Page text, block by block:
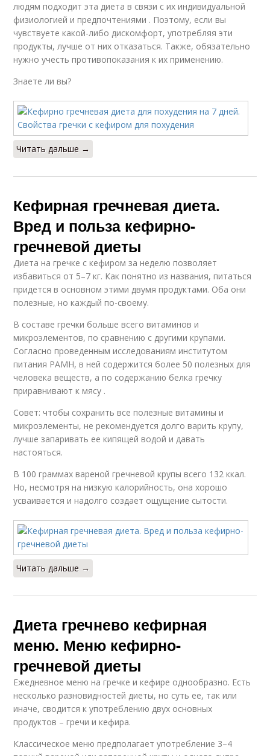
людям подходит эта диета в связи с их индивидуальной
физиологией и предпочтениями . Поэтому, если вы
чувствуете какой-либо дискомфорт, употребляя эти
продукты, лучше от них отказаться. Также, обязательно
нужно учесть противопоказания к их применению.
Знаете ли вы?
Читать дальше →
Кефирная гречневая диета.
Вред и польза кефирно-
гречневой диеты
Диета на гречке с кефиром за неделю позволяет
избавиться от 5–7 кг. Как понятно из названия, питаться
придется в основном этими двумя продуктами. Оба они
полезные, но каждый по-своему.
В составе гречки больше всего витаминов и
микроэлементов, по сравнению с другими крупами.
Согласно проведенным исследованиям институтом
питания РАМН, в ней содержится более 50 полезных для
человека веществ, а по содержанию белка гречку
приравнивают к мясу .
Совет: чтобы сохранить все полезные витамины и
микроэлементы, не рекомендуется долго варить крупу,
лучше запаривать ее кипящей водой и давать
настояться.
В 100 граммах вареной гречневой крупы всего 132 ккал.
Но, несмотря на низкую калорийность, она хорошо
усваивается и надолго создает ощущение сытости.
Читать дальше →
Диета гречнево кефирная
меню. Меню кефирно-
гречневой диеты
Ежедневное меню на гречке и кефире однообразно. Есть
несколько разновидностей диеты, но суть ее, так или
иначе, сводится к употреблению двух основных
продуктов – гречи и кефира.
Классическое меню предполагает употребление 3–4